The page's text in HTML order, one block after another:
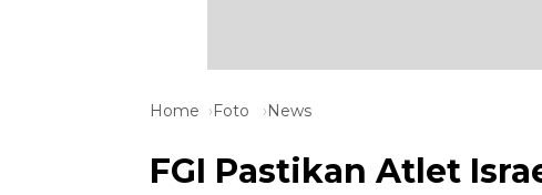
Home Foto News
FGI Pastikan Atlet